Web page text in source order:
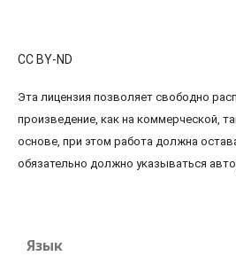
CC BY-ND
Эта лицензия позволяет свободно
произведение, как на коммерческой,
основе, при этом работа должна
обязательно должно указываться
Язык